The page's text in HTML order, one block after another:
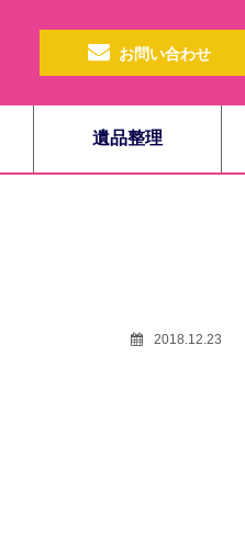
お問い合わせ
遺品整理
2018.12.23